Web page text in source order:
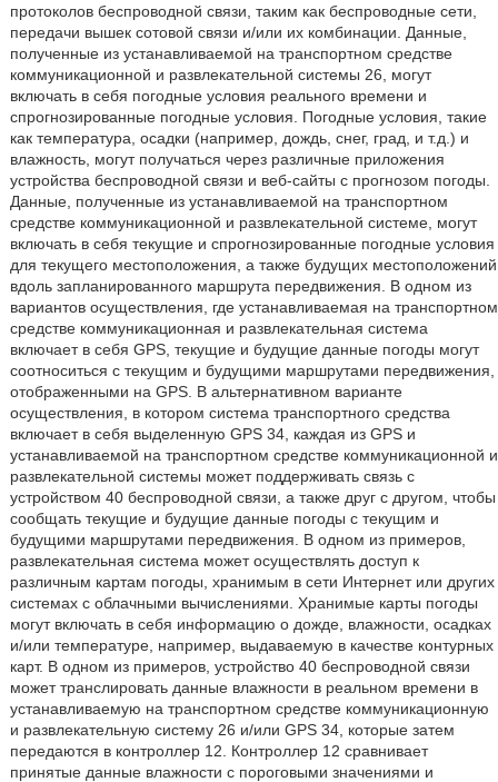
протоколов беспроводной связи, таким как беспроводные сети,
передачи вышек сотовой связи и/или их комбинации. Данные,
полученные из устанавливаемой на транспортном средстве
коммуникационной и развлекательной системы 26, могут
включать в себя погодные условия реального времени и
спрогнозированные погодные условия. Погодные условия, такие
как температура, осадки (например, дождь, снег, град, и т.д.) и
влажность, могут получаться через различные приложения
устройства беспроводной связи и веб-сайты с прогнозом погоды.
Данные, полученные из устанавливаемой на транспортном
средстве коммуникационной и развлекательной системе, могут
включать в себя текущие и спрогнозированные погодные условия
для текущего местоположения, а также будущих местоположений
вдоль запланированного маршрута передвижения. В одном из
вариантов осуществления, где устанавливаемая на транспортном
средстве коммуникационная и развлекательная система
включает в себя GPS, текущие и будущие данные погоды могут
соотноситься с текущим и будущими маршрутами передвижения,
отображенными на GPS. В альтернативном варианте
осуществления, в котором система транспортного средства
включает в себя выделенную GPS 34, каждая из GPS и
устанавливаемой на транспортном средстве коммуникационной и
развлекательной системы может поддерживать связь с
устройством 40 беспроводной связи, а также друг с другом, чтобы
сообщать текущие и будущие данные погоды с текущим и
будущими маршрутами передвижения. В одном из примеров,
развлекательная система может осуществлять доступ к
различным картам погоды, хранимым в сети Интернет или других
системах с облачными вычислениями. Хранимые карты погоды
могут включать в себя информацию о дожде, влажности, осадках
и/или температуре, например, выдаваемую в качестве контурных
карт. В одном из примеров, устройство 40 беспроводной связи
может транслировать данные влажности в реальном времени в
устанавливаемую на транспортном средстве коммуникационную
и развлекательную систему 26 и/или GPS 34, которые затем
передаются в контроллер 12. Контроллер 12 сравнивает
принятые данные влажности с пороговыми значениями и